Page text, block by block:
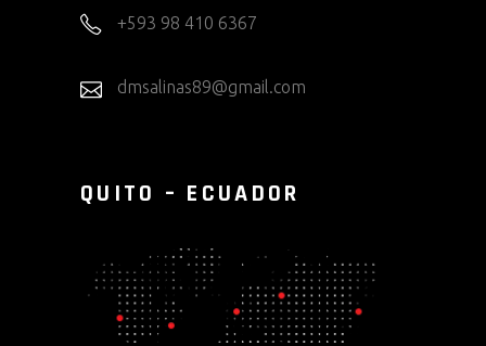
+593 98 410 6367
dmsalinas89@gmail.com
QUITO – ECUADOR